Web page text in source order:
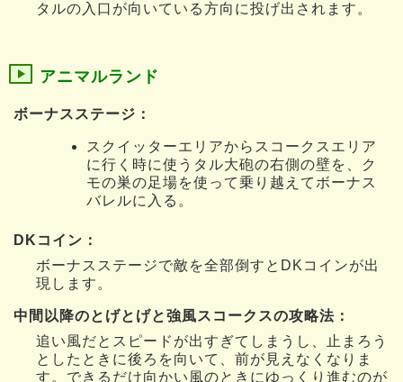
タルの入口が向いている方向に投げ出されます。
アニマルランド
ボーナスステージ：
スクイッターエリアからスコークスエリア
に行く時に使うタル大砲の右側の壁を、ク
モの巣の足場を使って乗り越えてボーナス
バレルに入る。
DKコイン：
ボーナスステージで敵を全部倒すとDKコインが出
現します。
中間以降のとげとげと強風スコークスの攻略法：
追い風だとスピードが出すぎてしまうし、止まろう
としたときに後ろを向いて、前が見えなくなりま
す。できるだけ向かい風のときにゆっくり進むのが